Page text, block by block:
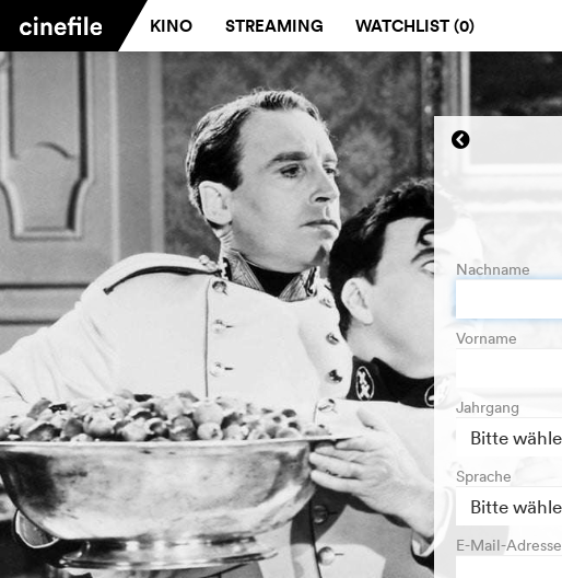
KINO STREAMING WATCHLIST (0)
Nachname
Vorname
Jahrgang
Sprache
E-Mail-Adresse